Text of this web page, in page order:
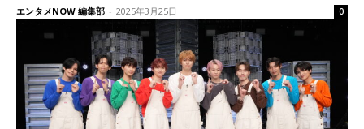
エンタメNOW 編集部 - 2025年3月25日 0